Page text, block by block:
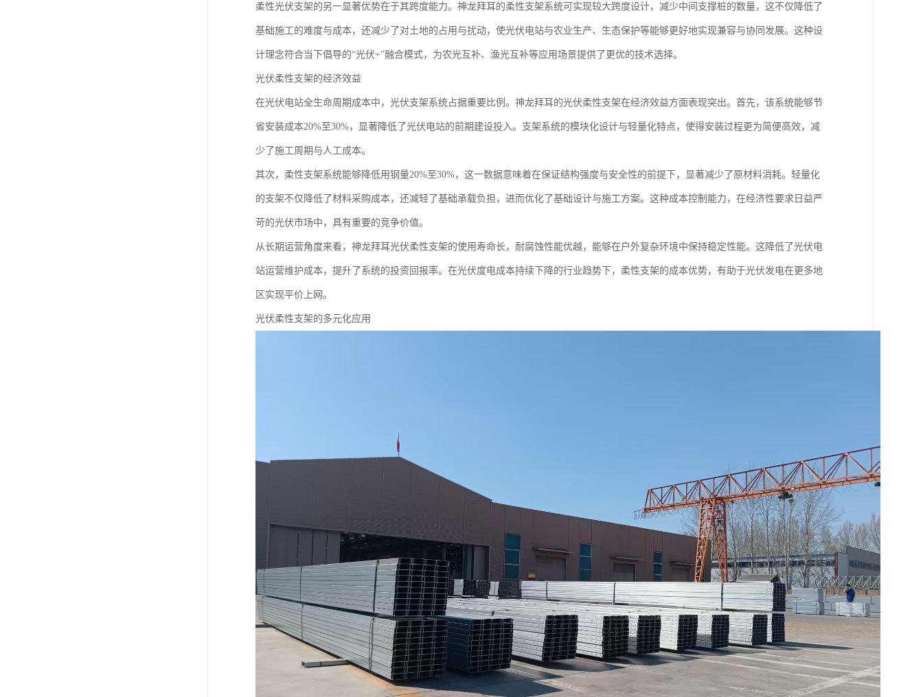
柔性光伏支架的另一显著优势在于其跨度能力。神龙拜耳的柔性支架系统可实现较大跨度设计，减少中间支撑桩的数量，这不仅降低了
基础施工的难度与成本，还减少了对土地的占用与扰动，使光伏电站与农业生产、生态保护等能够更好地实现兼容与协同发展。这种设
计理念符合当下倡导的“光伏+”融合模式，为农光互补、渔光互补等应用场景提供了更优的技术选择。
光伏柔性支架的经济效益
在光伏电站全生命周期成本中，光伏支架系统占据重要比例。神龙拜耳的光伏柔性支架在经济效益方面表现突出。首先，该系统能够节
省安装成本20%至30%，显著降低了光伏电站的前期建设投入。支架系统的模块化设计与轻量化特点，使得安装过程更为简便高效，减
少了施工周期与人工成本。
其次，柔性支架系统能够降低用钢量20%至30%，这一数据意味着在保证结构强度与安全性的前提下，显著减少了原材料消耗。轻量化
的支架不仅降低了材料采购成本，还减轻了基础承载负担，进而优化了基础设计与施工方案。这种成本控制能力，在经济性要求日益严
苛的光伏市场中，具有重要的竞争价值。
从长期运营角度来看，神龙拜耳光伏柔性支架的使用寿命长，耐腐蚀性能优越，能够在户外复杂环境中保持稳定性能。这降低了光伏电
站运营维护成本，提升了系统的投资回报率。在光伏度电成本持续下降的行业趋势下，柔性支架的成本优势，有助于光伏发电在更多地
区实现平价上网。
光伏柔性支架的多元化应用